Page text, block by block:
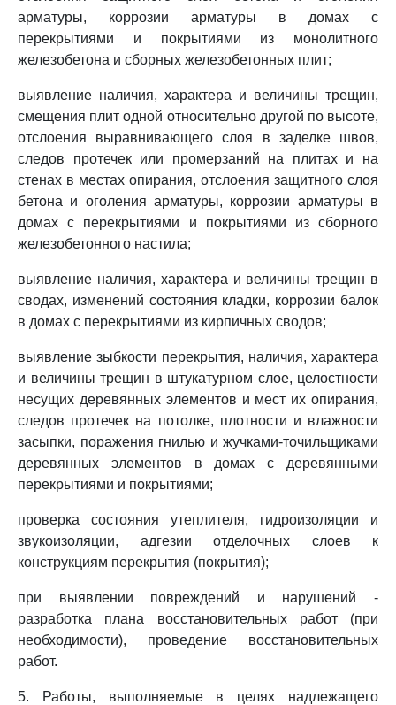
арматуры, коррозии арматуры в домах с
перекрытиями и покрытиями из монолитного
железобетона и сборных железобетонных плит;
выявление наличия, характера и величины трещин,
смещения плит одной относительно другой по высоте,
отслоения выравнивающего слоя в заделке швов,
следов протечек или промерзаний на плитах и на
стенах в местах опирания, отслоения защитного слоя
бетона и оголения арматуры, коррозии арматуры в
домах с перекрытиями и покрытиями из сборного
железобетонного настила;
выявление наличия, характера и величины трещин в
сводах, изменений состояния кладки, коррозии балок
в домах с перекрытиями из кирпичных сводов;
выявление зыбкости перекрытия, наличия, характера
и величины трещин в штукатурном слое, целостности
несущих деревянных элементов и мест их опирания,
следов протечек на потолке, плотности и влажности
засыпки, поражения гнилью и жучками-точильщиками
деревянных элементов в домах с деревянными
перекрытиями и покрытиями;
проверка состояния утеплителя, гидроизоляции и
звукоизоляции, адгезии отделочных слоев к
конструкциям перекрытия (покрытия);
при выявлении повреждений и нарушений -
разработка плана восстановительных работ (при
необходимости), проведение восстановительных
работ.
5. Работы, выполняемые в целях надлежащего